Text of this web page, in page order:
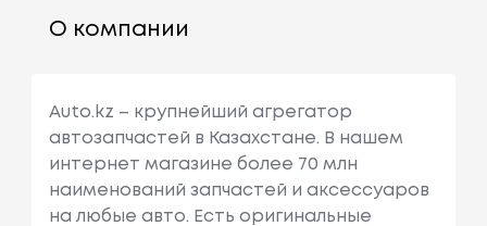
О компании
Auto.kz – крупнейший агрегатор
автозапчастей в Казахстане. В нашем
интернет магазине более 70 млн
наименований запчастей и аксессуаров
на любые авто. Есть оригинальные